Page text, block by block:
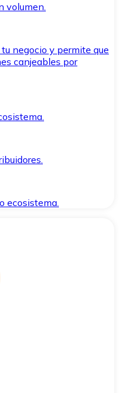
volumen.
negocio y permite que
canjeables por
ecosistema.